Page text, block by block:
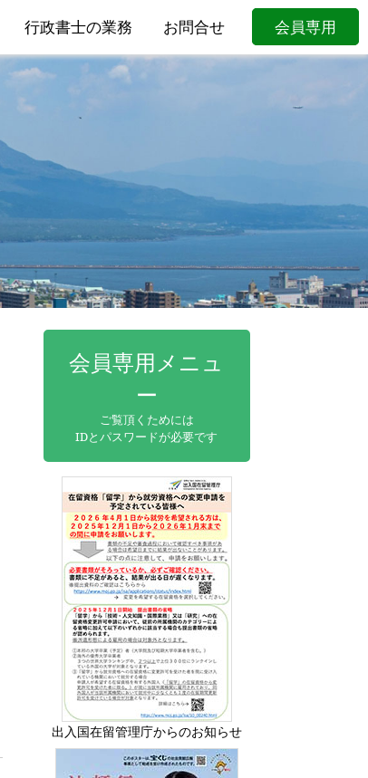
行政書士の業務 お問合せ 会員専用
会員専用メニュ
ー
ご覧頂くためには
IDとパスワードが必要です
出入国在留管理庁からのお知らせ